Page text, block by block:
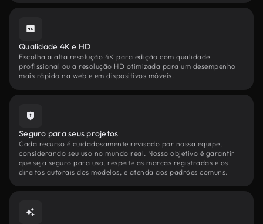
Qualidade 4K e HD
Escolha a alta resolução 4K para edição com qualidade
profissional ou a resolução HD otimizada para um desempenho
mais rápido na web e em dispositivos móveis.
Seguro para seus projetos
Cada recurso é cuidadosamente revisado por nossa equipe,
considerando seu uso no mundo real. Nosso objetivo é garantir
que seja seguro para uso, respeite as marcas registradas e os
direitos autorais dos modelos, e atenda aos padrões comuns.